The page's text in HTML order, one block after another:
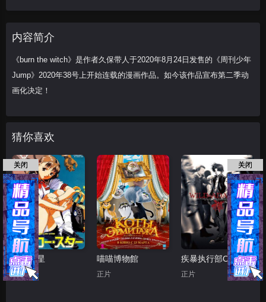
内容简介
《burn the witch》是作者久保带人于2020年8月24日发售的《周刊少年
Jump》2020年38号上开始连载的漫画作品。如今该作品宣布第二季动
画化决定！
猜你喜欢
黄色之星
正片
喵喵博物館
正片
疾暴执行部OVA：禅
正片
关闭 关闭